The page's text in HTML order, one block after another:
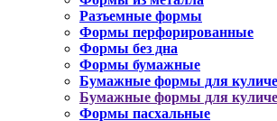
Разъемные формы
Формы перфорированные
Формы без дна
Формы бумажные
Бумажные формы для
Бумажные формы для
Формы пасхальные